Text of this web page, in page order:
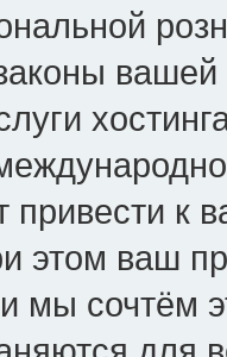
привести к
этом ваш
мы сочтём